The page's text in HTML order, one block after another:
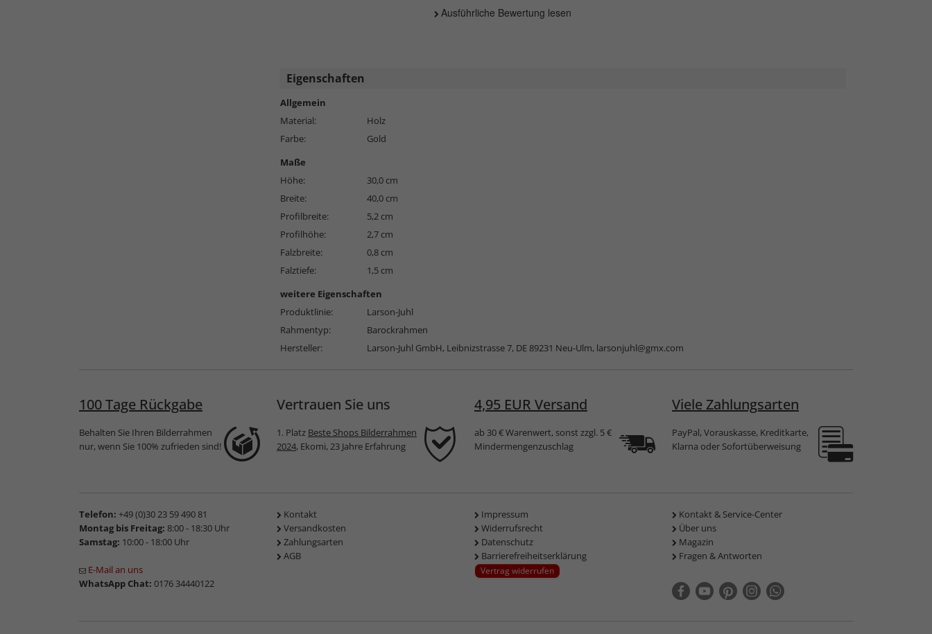
Ausführliche Bewertung lesen
Eigenschaften
Allgemein
Material:
Holz
Farbe:
Gold
Maße
Höhe:
30,0 cm
Breite:
40,0 cm
Profilbreite:
5,2 cm
Profilhöhe:
2,7 cm
Falzbreite:
0,8 cm
Falztiefe:
1,5 cm
weitere Eigenschaften
Produktlinie:
Larson-Juhl
Rahmentyp:
Barockrahmen
Hersteller:
Larson-Juhl GmbH, Leibnizstrasse 7, DE 89231 Neu-Ulm, larsonjuhl@gmx.com
100 Tage Rückgabe
Behalten Sie Ihren Bilderrahmen
nur, wenn Sie 100% zufrieden sind!
Vertrauen Sie uns
1. Platz Beste Shops Bilderrahmen
2024, Ekomi, 23 Jahre Erfahrung
4,95 EUR Versand
ab 30 € Warenwert, sonst zzgl. 5 €
Mindermengenzuschlag
Viele Zahlungsarten
PayPal, Vorauskasse, Kreditkarte,
Klarna oder Sofortüberweisung
Telefon: +49 (0)30 23 59 490 81
Montag bis Freitag: 8:00 - 18:30 Uhr
Samstag: 10:00 - 18:00 Uhr
E-Mail an uns
WhatsApp Chat: 0176 34440122
Kontakt
Versandkosten
Zahlungsarten
AGB
Impressum
Widerrufsrecht
Datenschutz
Barrierefreiheitserklärung
Vertrag widerrufen
Kontakt & Service-Center
Über uns
Magazin
Fragen & Antworten